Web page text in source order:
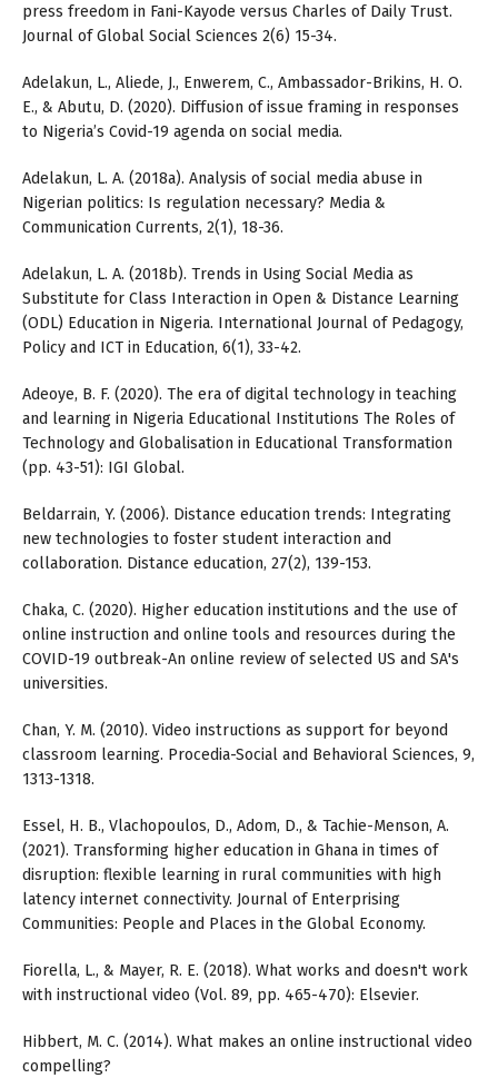
press freedom in Fani-Kayode versus Charles of Daily Trust.
Journal of Global Social Sciences 2(6) 15-34.
Adelakun, L., Aliede, J., Enwerem, C., Ambassador-Brikins, H. O.
E., & Abutu, D. (2020). Diffusion of issue framing in responses
to Nigeria’s Covid-19 agenda on social media.
Adelakun, L. A. (2018a). Analysis of social media abuse in
Nigerian politics: Is regulation necessary? Media &
Communication Currents, 2(1), 18-36.
Adelakun, L. A. (2018b). Trends in Using Social Media as
Substitute for Class Interaction in Open & Distance Learning
(ODL) Education in Nigeria. International Journal of Pedagogy,
Policy and ICT in Education, 6(1), 33-42.
Adeoye, B. F. (2020). The era of digital technology in teaching
and learning in Nigeria Educational Institutions The Roles of
Technology and Globalisation in Educational Transformation
(pp. 43-51): IGI Global.
Beldarrain, Y. (2006). Distance education trends: Integrating
new technologies to foster student interaction and
collaboration. Distance education, 27(2), 139-153.
Chaka, C. (2020). Higher education institutions and the use of
online instruction and online tools and resources during the
COVID-19 outbreak-An online review of selected US and SA's
universities.
Chan, Y. M. (2010). Video instructions as support for beyond
classroom learning. Procedia-Social and Behavioral Sciences, 9,
1313-1318.
Essel, H. B., Vlachopoulos, D., Adom, D., & Tachie-Menson, A.
(2021). Transforming higher education in Ghana in times of
disruption: flexible learning in rural communities with high
latency internet connectivity. Journal of Enterprising
Communities: People and Places in the Global Economy.
Fiorella, L., & Mayer, R. E. (2018). What works and doesn't work
with instructional video (Vol. 89, pp. 465-470): Elsevier.
Hibbert, M. C. (2014). What makes an online instructional video
compelling?